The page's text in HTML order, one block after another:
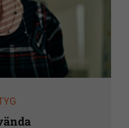
taget ska
fungera.
Statistik
För att vi ska
kunna